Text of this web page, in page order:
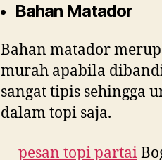
Bahan Matador
Bahan matador
murah apabila
sangat tipis sehingga
dalam topi saja.
pesan topi partai